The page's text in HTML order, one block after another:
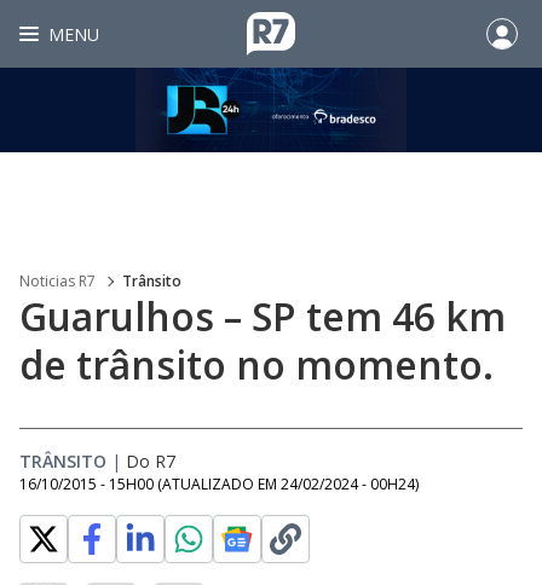
MENU
Noticias R7 Trânsito
Guarulhos – SP tem 46 km
de trânsito no momento.
TRÂNSITO | Do R7
16/10/2015 - 15H00 (ATUALIZADO EM 24/02/2024 - 00H24)